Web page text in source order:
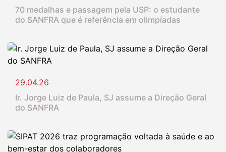
70 medalhas e passagem pela USP: o estudante
do SANFRA que é referência em olimpíadas
29.04.26
Ir. Jorge Luiz de Paula, SJ assume a Direção Geral
do SANFRA